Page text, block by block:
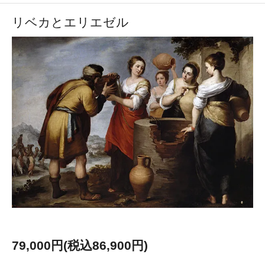
リベカとエリエゼル
79,000円(税込86,900円)